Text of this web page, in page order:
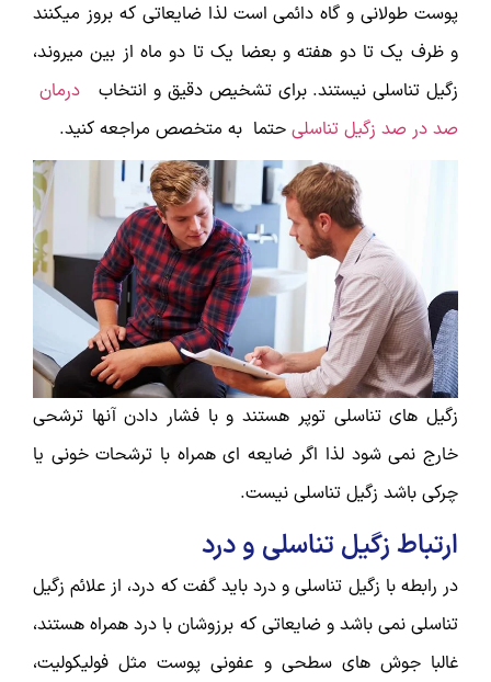
پوست طولانی و گاه دائمی است لذا ضایعاتی که بروز می­کنند
و ظرف یک تا دو هفته و بعضا یک تا دو ماه از بین می­روند،
زگیل تناسلی نیستند. برای تشخیص دقیق و انتخابدرمان
صد در صد زگیل تناسلی حتما به متخصص مراجعه کنید.
زگیل­ های تناسلی توپر هستند و با فشار دادن آن­ها ترشحی
خارج نمی ­شود لذا اگر ضایعه ­ای همراه با ترشحات خونی یا
چرکی باشد زگیل تناسلی نیست.
ارتباط زگیل تناسلی و درد
در رابطه با زگیل تناسلی و درد باید گفت که درد، از علائم زگیل
تناسلی نمی باشد و ضایعاتی که برزوشان با درد همراه هستند،
غالبا جوش ­های سطحی و عفونی پوست مثل فولیکولیت،